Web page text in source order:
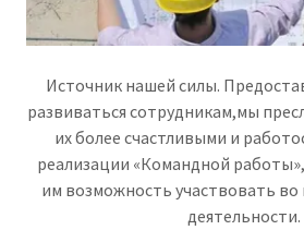
Источник нашей силы.
развиваться сотрудникам,мы
их более счастливыми и
реализации «Командной
им возможность участвовать во
деятельности.